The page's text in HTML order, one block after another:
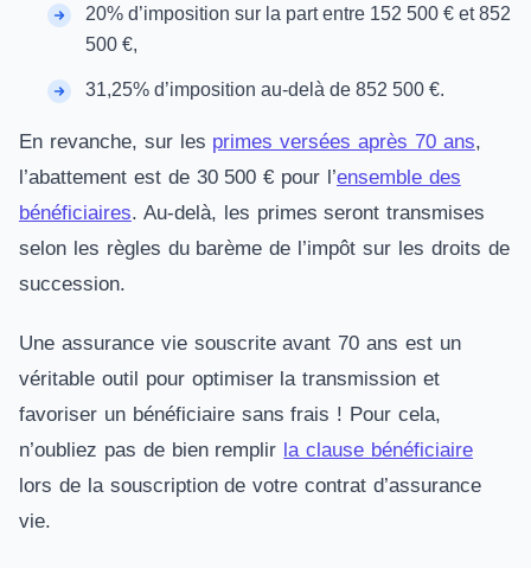
20% d’imposition sur la part entre 152 500 € et 852
500 €,
31,25% d’imposition au-delà de 852 500 €.
En revanche, sur les primes versées après 70 ans,
l’abattement est de 30 500 € pour l’ensemble des
bénéficiaires. Au-delà, les primes seront transmises
selon les règles du barème de l’impôt sur les droits de
succession.
Une assurance vie souscrite avant 70 ans est un
véritable outil pour optimiser la transmission et
favoriser un bénéficiaire sans frais ! Pour cela,
n’oubliez pas de bien remplir la clause bénéficiaire
lors de la souscription de votre contrat d’assurance
vie.